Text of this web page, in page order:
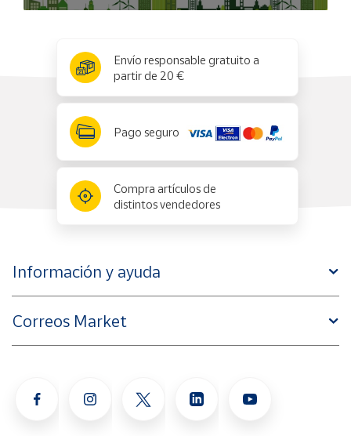
Envío responsable gratuito a
partir de 20 €
Pago seguro
Compra artículos de
distintos vendedores
Información y ayuda
Correos Market